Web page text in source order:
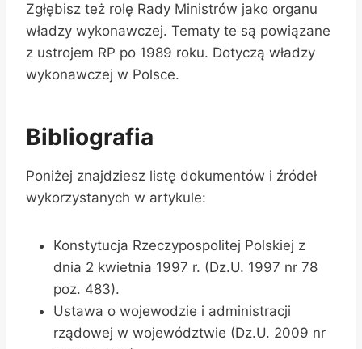
Zgłębisz też rolę Rady Ministrów jako organu
władzy wykonawczej. Tematy te są powiązane
z ustrojem RP po 1989 roku. Dotyczą władzy
wykonawczej w Polsce.
Bibliografia
Poniżej znajdziesz listę dokumentów i źródeł
wykorzystanych w artykule:
Konstytucja Rzeczypospolitej Polskiej z
dnia 2 kwietnia 1997 r. (Dz.U. 1997 nr 78
poz. 483).
Ustawa o wojewodzie i administracji
rządowej w województwie (Dz.U. 2009 nr